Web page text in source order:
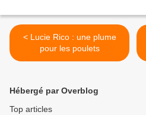
< Lucie Rico : une plume
pour les poulets
Hébergé par Overblog
Top articles